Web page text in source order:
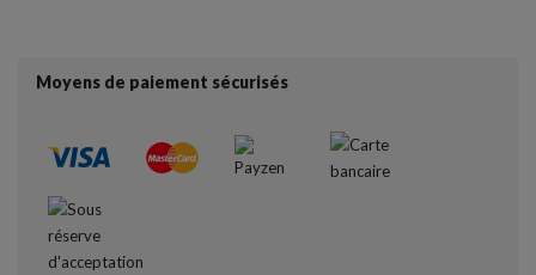
Moyens de paiement sécurisés